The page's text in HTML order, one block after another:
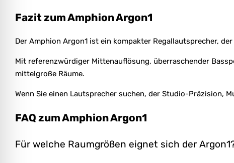
Fazit zum Amphion Argon1
Der Amphion Argon1 ist ein kompakter Regallautsprecher,
Mit referenzwürdiger Mittenauflösung, überraschender
mittelgroße Räume.
Wenn Sie einen Lautsprecher suchen, der Studio-Präzision,
FAQ zum Amphion Argon1
Für welche Raumgrößen eignet sich der